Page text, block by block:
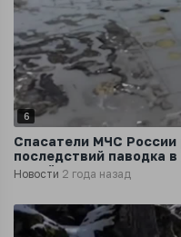
6
Спасатели МЧС России
последствий паводка
Алтайского края
Новости 2 года назад